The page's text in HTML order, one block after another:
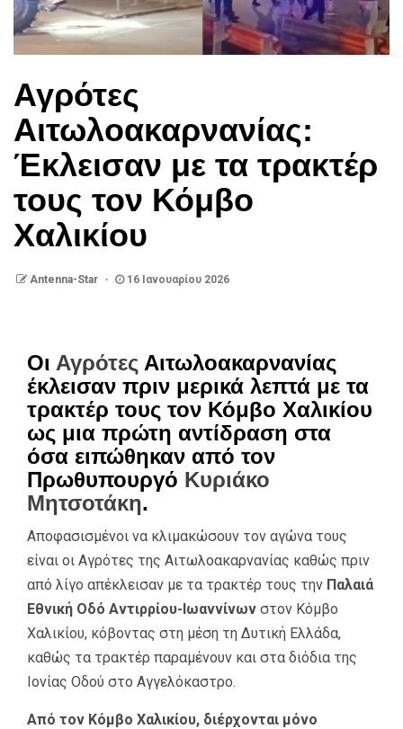
Αγρότες
Αιτωλοακαρνανίας:
Έκλεισαν με τα τρακτέρ
τους τον Κόμβο
Χαλικίου
Antenna-Star 16 Ιανουαρίου 2026
Οι Αγρότες Αιτωλοακαρνανίας
έκλεισαν πριν μερικά λεπτά με τα
τρακτέρ τους τον Κόμβο Χαλικίου
ως μια πρώτη αντίδραση στα
όσα ειπώθηκαν από τον
Πρωθυπουργό Κυριάκο
Μητσοτάκη.
Αποφασισμένοι να κλιμακώσουν τον αγώνα τους
είναι οι Αγρότες της Αιτωλοακαρνανίας καθώς πριν
από λίγο απέκλεισαν με τα τρακτέρ τους την Παλαιά
Εθνική Οδό Αντιρρίου-Ιωαννίνων στον Κόμβο
Χαλικίου, κόβοντας στη μέση τη Δυτική Ελλάδα,
καθώς τα τρακτέρ παραμένουν και στα διόδια της
Ιονίας Οδού στο Αγγελόκαστρο.
Από τον Κόμβο Χαλικίου, διέρχονται μόνο